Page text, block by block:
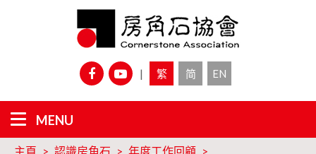
| 繁 简 EN
主頁 認識房角石
年度工作回顧